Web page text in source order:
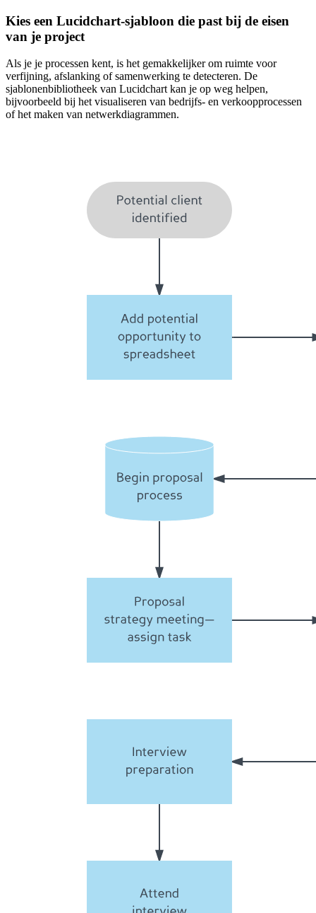
Kies een Lucidchart-sjabloon die past bij de eisen
van je project
Als je je processen kent, is het gemakkelijker om ruimte voor
verfijning, afslanking of samenwerking te detecteren. De
sjablonenbibliotheek van Lucidchart kan je op weg helpen,
bijvoorbeeld bij het visualiseren van bedrijfs- en verkoopprocessen
of het maken van netwerkdiagrammen.